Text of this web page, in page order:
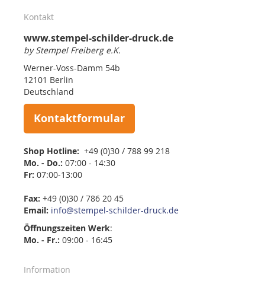
Kontakt
www.stempel-schilder-druck.de
by Stempel Freiberg e.K.
Werner-Voss-Damm 54b
12101 Berlin
Deutschland
Kontaktformular
Shop Hotline: +49 (0)30 / 788 99 218
Mo. - Do.: 07:00 - 14:30
Fr: 07:00-13:00
Fax: +49 (0)30 / 786 20 45
Email: info@stempel-schilder-druck.de
Öffnungszeiten Werk:
Mo. - Fr.: 09:00 - 16:45
Information